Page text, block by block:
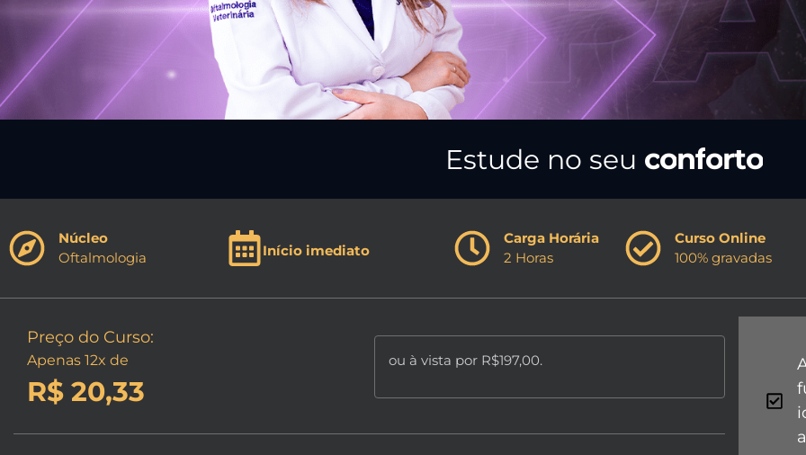
Estude no seu ritmo
Núcleo
Oftalmologia
Início imediato
Carga Horária
2 Horas
Curso Online
100% gravadas
Preço do Curso:
Apenas 12x de
R$ 20,33
ou à vista por R$197,00.